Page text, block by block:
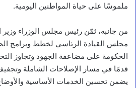
ملموسًا على حياة المواطنين اليومية.
من جانبه، ثمّن رئيس مجلس الوزراء وزير
مجلس القيادة الرئاسي لخطط وبرامج
الحكومة على مضاعفة الجهود وتجاوز
قدمًا في مسار الإصلاحات الشاملة وتجفيف
يضمن تحسين الخدمات الأساسية
أخبار محلية